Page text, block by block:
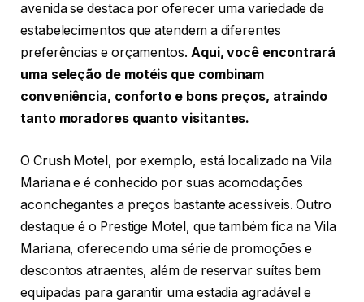
avenida se destaca por oferecer uma variedade de
estabelecimentos que atendem a diferentes
preferências e orçamentos. Aqui, você encontrará
uma seleção de motéis que combinam
conveniência, conforto e bons preços, atraindo
tanto moradores quanto visitantes.
O Crush Motel, por exemplo, está localizado na Vila
Mariana e é conhecido por suas acomodações
aconchegantes a preços bastante acessíveis. Outro
destaque é o Prestige Motel, que também fica na Vila
Mariana, oferecendo uma série de promoções e
descontos atraentes, além de reservar suítes bem
equipadas para garantir uma estadia agradável e